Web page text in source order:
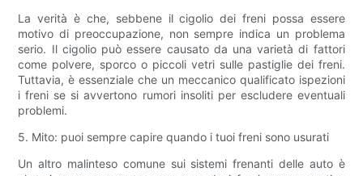
La verità è che, sebbene il cigolio dei freni possa essere
motivo di preoccupazione, non sempre indica un problema
serio. Il cigolio può essere causato da una varietà di fattori
come polvere, sporco o piccoli vetri sulle pastiglie dei freni.
Tuttavia, è essenziale che un meccanico qualificato ispezioni
i freni se si avvertono rumori insoliti per escludere eventuali
problemi.
5. Mito: puoi sempre capire quando i tuoi freni sono usurati
Un altro malinteso comune sui sistemi frenanti delle auto è